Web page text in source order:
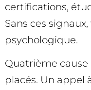
certifications,
Sans ces
psychologique.
Quatrième cause
placés. Un appel